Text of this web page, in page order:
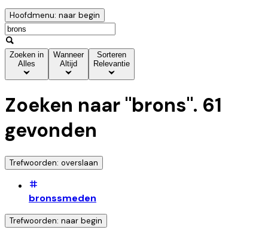
Hoofdmenu: naar begin
Zoeken in
Alles
Wanneer
Altijd
Sorteren
Relevantie
Zoeken naar "brons". 61
gevonden
Trefwoorden: overslaan
bronssmeden
Trefwoorden: naar begin